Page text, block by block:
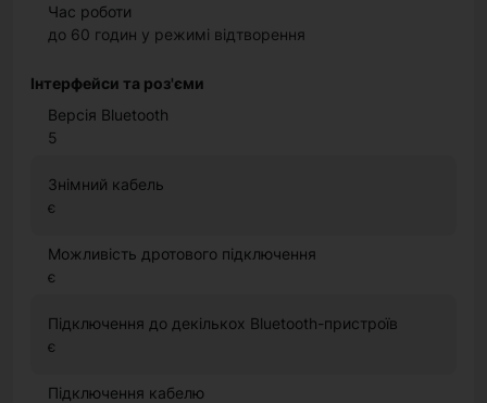
Час роботи
до 60 годин у режимі відтворення
Інтерфейси та роз'єми
Версія Bluetooth
5
Знімний кабель
є
Можливість дротового підключення
є
Підключення до декількох Bluetooth-пристроїв
є
Підключення кабелю